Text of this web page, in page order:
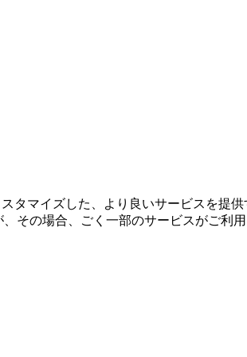
タマイズした、より良いサービスを提
その場合、ごく一部のサービスがご利